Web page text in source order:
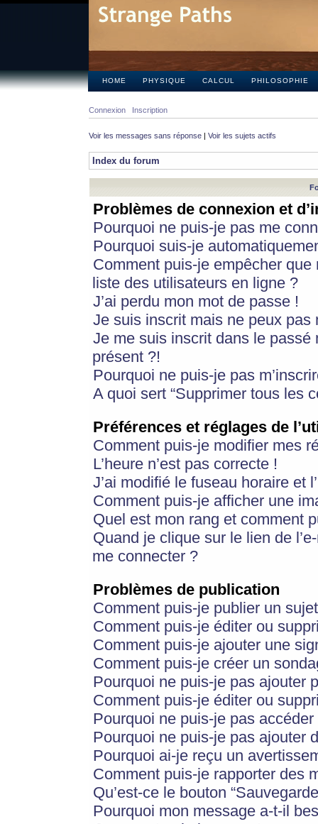
HOME PHYSIQUE CALCUL PHILOSOPHIE
Connexion Inscription
Voir les messages sans réponse | Voir les sujets actifs
Index du forum
Problèmes de connexion et
Pourquoi ne puis-je pas me
Pourquoi suis-je
Comment puis-je empêcher
liste des utilisateurs en ligne ?
J’ai perdu mon mot de passe !
Je suis inscrit mais ne peux pas
Je me suis inscrit dans le
présent ?!
Pourquoi ne puis-je pas
A quoi sert “Supprimer tous les
Préférences et réglages de
Comment puis-je modifier mes
L’heure n’est pas correcte !
J’ai modifié le fuseau horaire et
Comment puis-je afficher une
Quel est mon rang et comment
Quand je clique sur le lien de
me connecter ?
Problèmes de publication
Comment puis-je publier un
Comment puis-je éditer ou
Comment puis-je ajouter une
Comment puis-je créer un
Pourquoi ne puis-je pas ajouter
Comment puis-je éditer ou
Pourquoi ne puis-je pas
Pourquoi ne puis-je pas ajouter
Pourquoi ai-je reçu un
Comment puis-je rapporter des
Qu’est-ce le bouton
Pourquoi mon message a-t-il